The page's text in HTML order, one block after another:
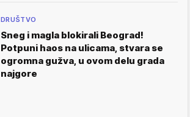
DRUŠTVO
Sneg i magla blokirali Beograd!
Potpuni haos na ulicama, stvara se
ogromna gužva, u ovom delu grada
najgore